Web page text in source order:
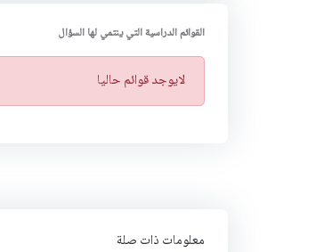
القوائم الدراسية التي ينتمي لها السؤال
ت
ن
لايوجد قوائم حاليا
معلومات ذات صلة